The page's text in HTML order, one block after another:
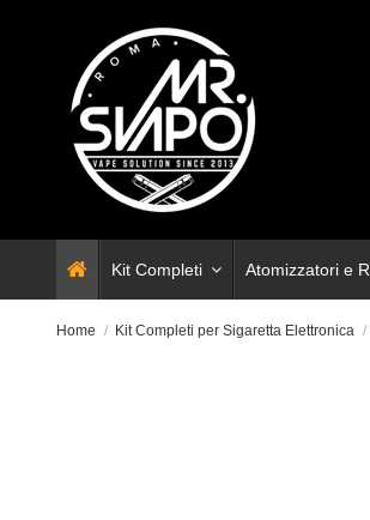
Kit Completi Atomizzatori e
Home Kit Completi per Sigaretta Elettronica